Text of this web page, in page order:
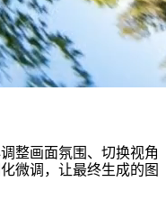
整画面氛围、切换视角
微调，让最终生成的图